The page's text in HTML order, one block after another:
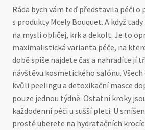
Ráda bych vám teď představila péči o
s produkty Mcely Bouquet. A když
na mysli obličej, krk a dekolt. Je to
maximalistická varianta péče, na
době spíše najdete čas a nahradíte jí
návštěvu kosmetického salónu.
kvůli peelingu a detoxikační masce
pouze jednou týdně. Ostatní kroky
každodenní péči u sušší pleti. U
prostě uberete na hydratačních